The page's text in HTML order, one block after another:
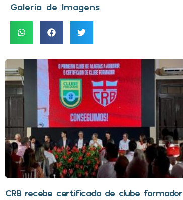
Galeria de Imagens
CRB recebe certificado de clube formador